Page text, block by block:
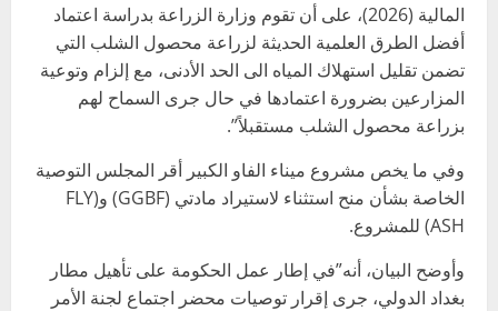
المالية (2026)، على أن تقوم وزارة الزراعة بدراسة اعتماد
أفضل الطرق العلمية الحديثة لزراعة محصول الشلب التي
تضمن تقليل استهلاك المياه الى الحد الأدنى، مع إلزام وتوعية
المزارعين بضرورة اعتمادها في حال جرى السماح لهم
بزراعة محصول الشلب مستقبلاً”.
وفي ما يخص مشروع ميناء الفاو الكبير أقر المجلس التوصية
الخاصة بشأن منح استثناء لاستيراد مادتي (GGBF) و(FLY
ASH) للمشروع.
وأوضح البيان، أنه”في إطار عمل الحكومة على تأهيل مطار
بغداد الدولي، جرى إقرار توصيات محضر اجتماع لجنة الأمر